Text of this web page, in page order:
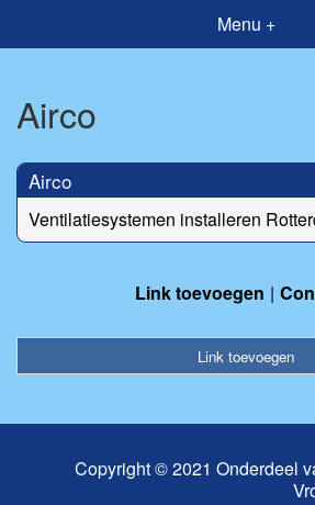
Menu +
Airco
Airco
Ventilatiesystemen installeren
Link toevoegen
Link toevoegen
Copyright © 2021 Onderdeel